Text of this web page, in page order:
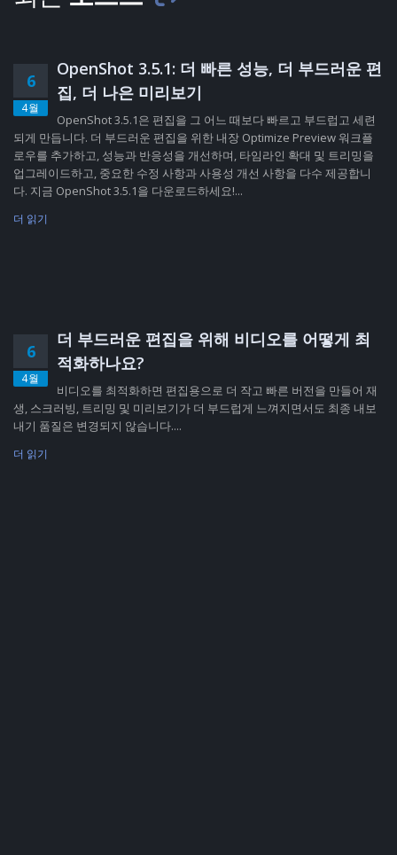
6
4월
OpenShot 3.5.1: 더 빠른 성능, 더 부드러운 편
집, 더 나은 미리보기
OpenShot 3.5.1은 편집을 그 어느 때보다 빠르고 부드럽고 세련
되게 만듭니다. 더 부드러운 편집을 위한 내장 Optimize Preview 워크플
로우를 추가하고, 성능과 반응성을 개선하며, 타임라인 확대 및 트리밍을
업그레이드하고, 중요한 수정 사항과 사용성 개선 사항을 다수 제공합니
다. 지금 OpenShot 3.5.1을 다운로드하세요!...
더 읽기
6
4월
더 부드러운 편집을 위해 비디오를 어떻게 최
적화하나요?
비디오를 최적화하면 편집용으로 더 작고 빠른 버전을 만들어 재
생, 스크러빙, 트리밍 및 미리보기가 더 부드럽게 느껴지면서도 최종 내보
내기 품질은 변경되지 않습니다....
더 읽기